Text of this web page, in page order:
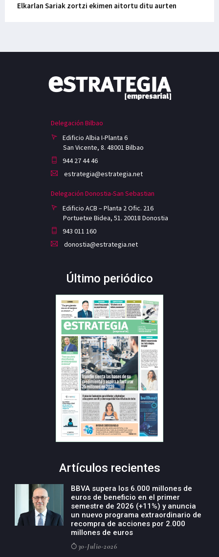
Elkarlan Sariak zortzi ekimen aitortu ditu aurten
Delegación Bilbao
Edificio Albia I-Planta 6
San Vicente, 8. 48001 Bilbao
944 27 44 46
estrategia@estrategia.net
Delegación Donostia-San Sebastian
Edificio ACB – Planta 2 Ofic. 216
Portuetxe Bidea, 51. 20018 Donostia
943 011 160
donostia@estrategia.net
Último periódico
Artículos recientes
BBVA supera los 6.000 millones de
euros de beneficio en el primer
semestre de 2026 (+11%) y anuncia
un nuevo programa extraordinario de
recompra de acciones por 2.000
millones de euros
30-Julio-2026